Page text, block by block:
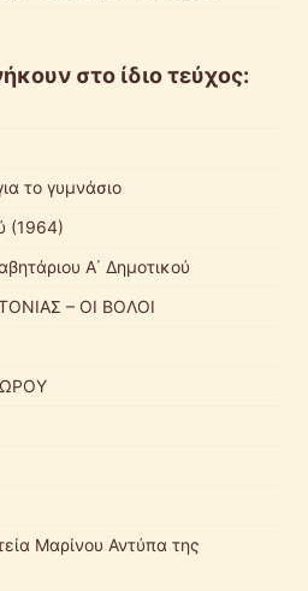
στο ίδιο τεύχος:
το γυμνάσιο
(1964)
Α΄ Δημοτικού
– ΟΙ ΒΟΛΟΙ
Μαρίνου Αντύπα της